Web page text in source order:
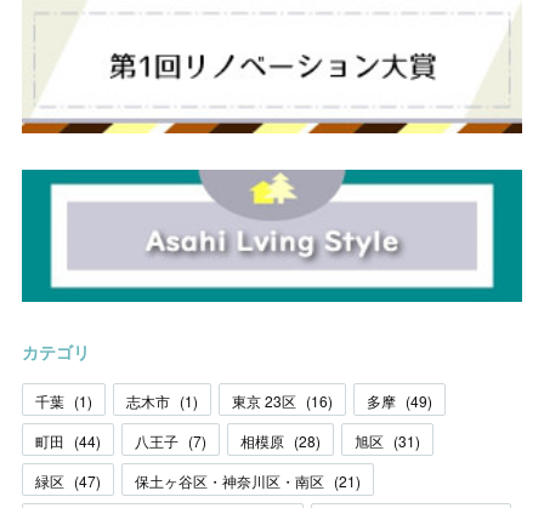
カテゴリ
千葉 (1) 志木市 (1) 東京 23区 (16) 多摩 (49)
町田 (44) 八王子 (7) 相模原 (28) 旭区 (31)
緑区 (47) 保土ヶ谷区・神奈川区・南区 (21)